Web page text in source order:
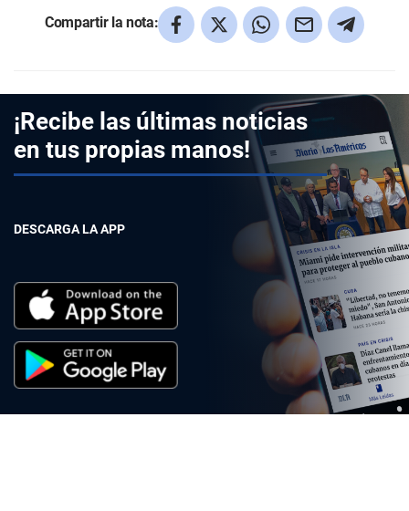
Compartir la nota:
¡Recibe las últimas noticias
en tus propias manos!
DESCARGA LA APP